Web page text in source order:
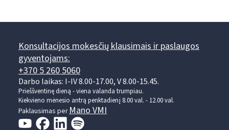
Konsultacijos mokesčių klausimais ir paslaugos
gyventojams:
+370 5 260 5060
Darbo laikas: I-IV 8.00-17.00, V 8.00-15.45.
Prieššventinę dieną - viena valanda trumpiau.
Kiekvieno mėnesio antrą penktadienį 8.00 val. - 12.00 val.
Paklausimas per Mano VMI